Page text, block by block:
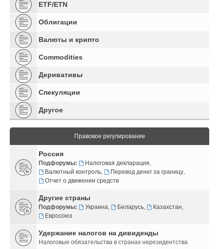
ETF/ETN
Облигации
Валюты и крипто
Commodities
Деривативы
Спекуляции
Другое
Правовое регулирование
Россия
Подфорумы: Налоговая декларация,
Валютный контроль, Перевод денег за границу,
Отчет о движении средств
Другие страны
Подфорумы: Украина, Беларусь, Казахстан,
Евросоюз
Удержание налогов на дивиденды
Налоговые обязательства в странах нерезидентства